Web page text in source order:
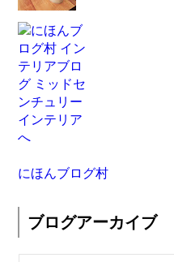
にほんブログ村
ブログアーカイブ